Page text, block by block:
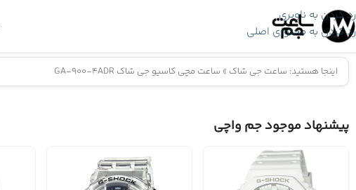
رد کردن به ناوبری
رد کردن به محتوای اصلی
اینجا هستید: ساعت جی شاک » ساعت مچی کاسیو جی شاک GA-900-4ADR
پیشنهاد موجود جم واچی